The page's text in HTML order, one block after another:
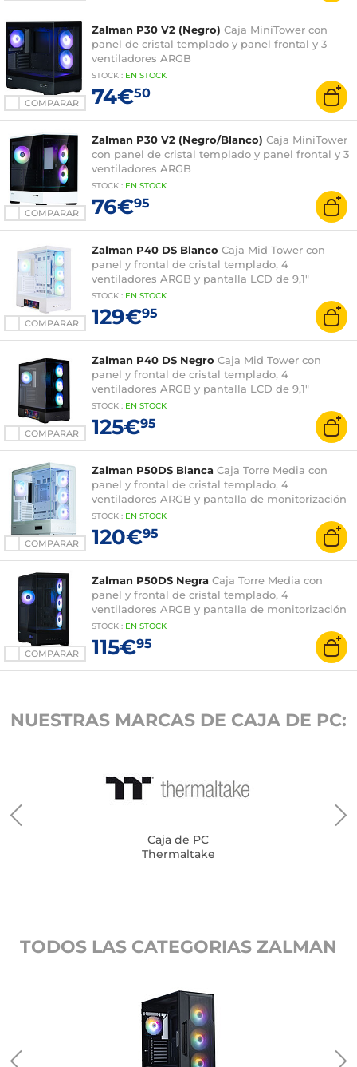
COMPARAR
Zalman P30 V2 (Negro) Caja MiniTower con
panel de cristal templado y panel frontal y 3
ventiladores ARGB
STOCK : EN STOCK
74€50
COMPARAR
Zalman P30 V2 (Negro/Blanco) Caja MiniTower
con panel de cristal templado y panel frontal y 3
ventiladores ARGB
STOCK : EN STOCK
76€95
COMPARAR
Zalman P40 DS Blanco Caja Mid Tower con
panel y frontal de cristal templado, 4
ventiladores ARGB y pantalla LCD de 9,1"
STOCK : EN STOCK
129€95
COMPARAR
Zalman P40 DS Negro Caja Mid Tower con
panel y frontal de cristal templado, 4
ventiladores ARGB y pantalla LCD de 9,1"
STOCK : EN STOCK
125€95
COMPARAR
Zalman P50DS Blanca Caja Torre Media con
panel y frontal de cristal templado, 4
ventiladores ARGB y pantalla de monitorización
STOCK : EN STOCK
120€95
COMPARAR
Zalman P50DS Negra Caja Torre Media con
panel y frontal de cristal templado, 4
ventiladores ARGB y pantalla de monitorización
STOCK : EN STOCK
115€95
NUESTRAS MARCAS DE CAJA DE PC:
Caja de PC
Thermaltake
TODOS LAS CATEGORIAS ZALMAN